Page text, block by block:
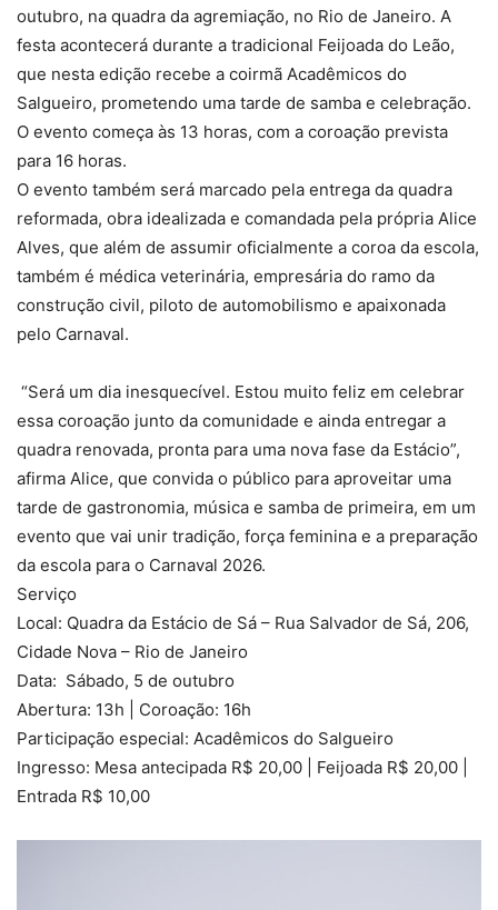
outubro, na quadra da agremiação, no Rio de Janeiro. A
festa acontecerá durante a tradicional Feijoada do Leão,
que nesta edição recebe a coirmã Acadêmicos do
Salgueiro, prometendo uma tarde de samba e celebração.
O evento começa às 13 horas, com a coroação prevista
para 16 horas.
O evento também será marcado pela entrega da quadra
reformada, obra idealizada e comandada pela própria Alice
Alves, que além de assumir oficialmente a coroa da escola,
também é médica veterinária, empresária do ramo da
construção civil, piloto de automobilismo e apaixonada
pelo Carnaval.
“Será um dia inesquecível. Estou muito feliz em celebrar
essa coroação junto da comunidade e ainda entregar a
quadra renovada, pronta para uma nova fase da Estácio”,
afirma Alice, que convida o público para aproveitar uma
tarde de gastronomia, música e samba de primeira, em um
evento que vai unir tradição, força feminina e a preparação
da escola para o Carnaval 2026.
Serviço
Local: Quadra da Estácio de Sá – Rua Salvador de Sá, 206,
Cidade Nova – Rio de Janeiro
Data: Sábado, 5 de outubro
Abertura: 13h | Coroação: 16h
Participação especial: Acadêmicos do Salgueiro
Ingresso: Mesa antecipada R$ 20,00 | Feijoada R$ 20,00 |
Entrada R$ 10,00